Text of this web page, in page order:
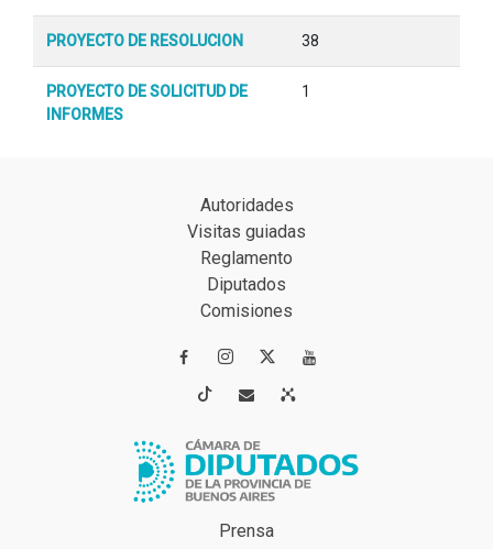
PROYECTO DE RESOLUCION 38
PROYECTO DE SOLICITUD DE
INFORMES
1
Autoridades
Visitas guiadas
Reglamento
Diputados
Comisiones
 
 
Prensa